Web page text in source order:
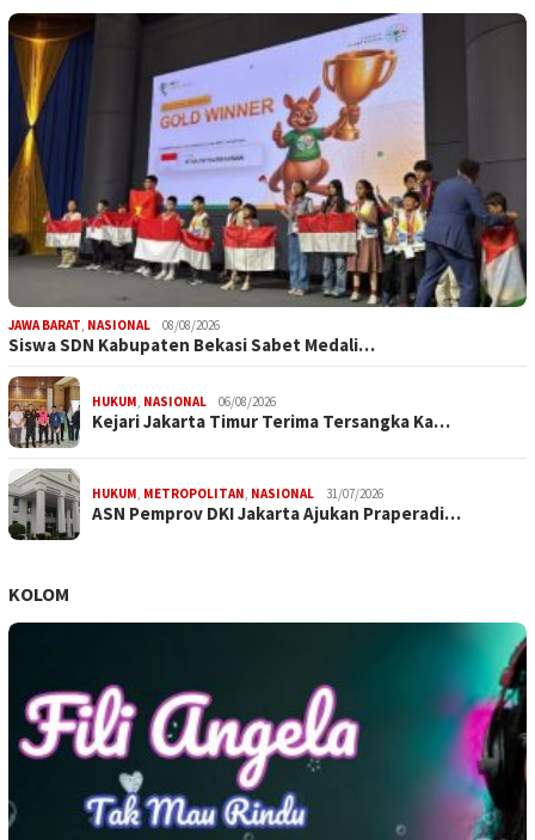
JAWA BARAT NASIONAL 08/08/2026
Siswa SDN Kabupaten Bekasi Sabet Medali…
HUKUM NASIONAL 06/08/2026
Kejari Jakarta Timur Terima Tersangka Ka…
HUKUM METROPOLITAN NASIONAL 31/07/2026
ASN Pemprov DKI Jakarta Ajukan Praperadi…
KOLOM